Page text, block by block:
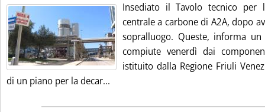
Insediato il Tavolo tecnico per
centrale a carbone di A2A, dopo
sopralluogo. Queste, informa
compiute venerdì dai
istituito dalla Regione Friuli
di un piano per la decar...